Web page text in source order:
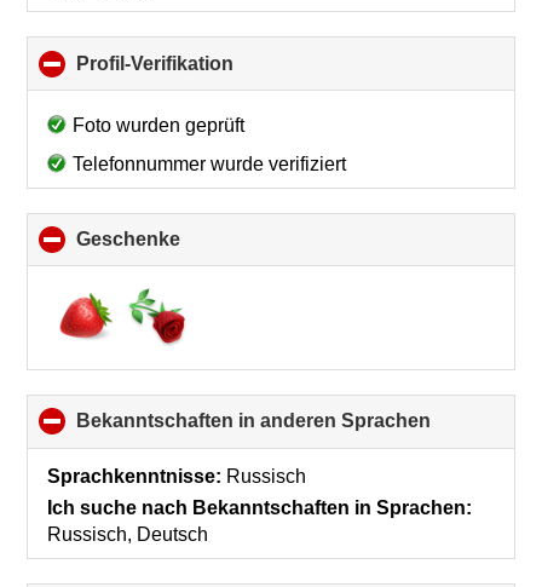
Profil-Verifikation
to
contents
Foto wurden geprüft
Telefonnummer wurde verifiziert
Geschenke
to
contents
Bekanntschaften in anderen Sprachen
to
Sprachkenntnisse: Russisch
Ich suche nach Bekanntschaften in Sprachen:
Russisch, Deutsch